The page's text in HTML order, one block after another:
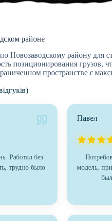
районе
Новозаводскому району для
позиционирования грузов,
пространстве с
Работал без
трудно было
Павел
модель,